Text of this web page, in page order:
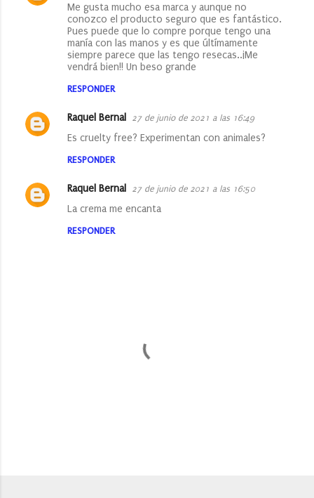
Me gusta mucho esa marca y aunque no
conozco el producto seguro que es fantástico.
Pues puede que lo compre porque tengo una
manía con las manos y es que últímamente
siempre parece que las tengo resecas..¡Me
vendrá bien!! Un beso grande
RESPONDER
Raquel Bernal 27 de junio de 2021 a las 16:49
Es cruelty free? Experimentan con animales?
RESPONDER
Raquel Bernal 27 de junio de 2021 a las 16:50
La crema me encanta
RESPONDER